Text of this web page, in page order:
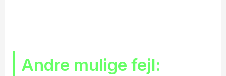
Andre mulige fejl: